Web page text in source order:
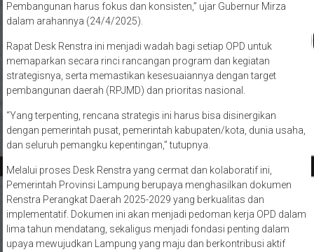
Pembangunan harus fokus dan konsisten,” ujar Gubernur Mirza
dalam arahannya (24/4/2025).
Rapat Desk Renstra ini menjadi wadah bagi setiap OPD untuk
memaparkan secara rinci rancangan program dan kegiatan
strategisnya, serta memastikan kesesuaiannya dengan target
pembangunan daerah (RPJMD) dan prioritas nasional.
“Yang terpenting, rencana strategis ini harus bisa disinergikan
dengan pemerintah pusat, pemerintah kabupaten/kota, dunia usaha,
dan seluruh pemangku kepentingan,” tutupnya.
Melalui proses Desk Renstra yang cermat dan kolaboratif ini,
Pemerintah Provinsi Lampung berupaya menghasilkan dokumen
Renstra Perangkat Daerah 2025-2029 yang berkualitas dan
implementatif. Dokumen ini akan menjadi pedoman kerja OPD dalam
lima tahun mendatang, sekaligus menjadi fondasi penting dalam
upaya mewujudkan Lampung yang maju dan berkontribusi aktif